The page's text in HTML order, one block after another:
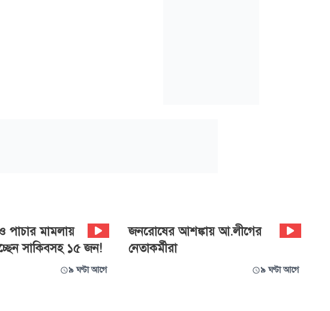
পাচার মামলায়
সাকিবসহ ১৫ জন!
৯ ঘণ্টা আগে
জনরোষের আশঙ্কায় আ.লীগের
নেতাকর্মীরা
৯ ঘণ্টা আগে